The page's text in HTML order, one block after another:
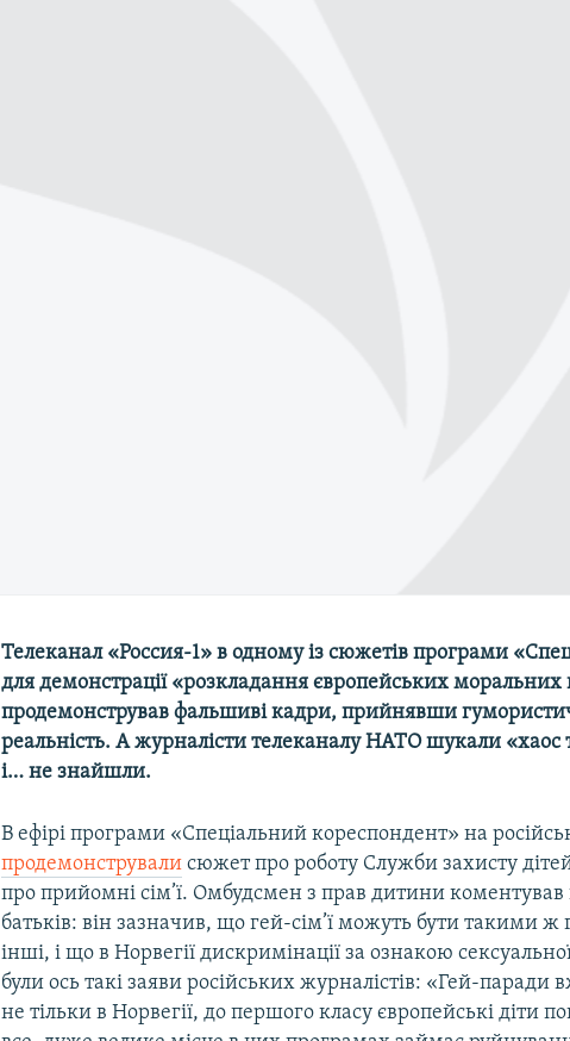
Телеканал «Россия-1» в одному із сюжетів програми
для демонстрації «розкладання європейських моральних
продемонстрував фальшиві кадри, прийнявши
реальність. А журналісти телеканалу НАТО шукали «хаос
і… не знайшли.
В ефірі програми «Спеціальний кореспондент» на
продемонстрували сюжет про роботу Служби захисту
про прийомні сім’ї. Омбудсмен з прав дитини
батьків: він зазначив, що гей-сім’ї можуть бути такими
інші, і що в Норвегії дискримінації за ознакою
були ось такі заяви російських журналістів: «Гей-паради
не тільки в Норвегії, до першого класу європейські діти